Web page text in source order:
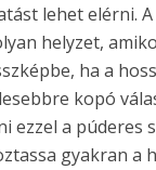
lehet elérni.
helyzet,
ha a
kopó
a púderes
gyakran a